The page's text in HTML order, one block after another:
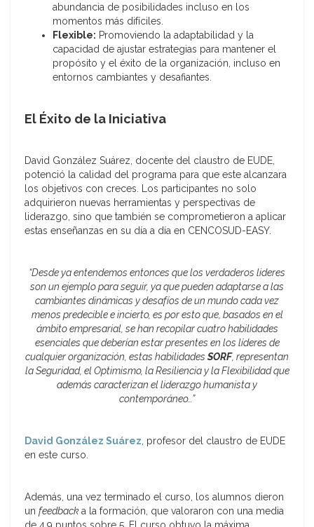
abundancia de posibilidades incluso en los
momentos más difíciles.
Flexible: Promoviendo la adaptabilidad y la
capacidad de ajustar estrategias para mantener el
propósito y el éxito de la organización, incluso en
entornos cambiantes y desafiantes.
El Éxito de la Iniciativa
David González Suárez, docente del claustro de EUDE,
potenció la calidad del programa para que este alcanzara
los objetivos con creces. Los participantes no solo
adquirieron nuevas herramientas y perspectivas de
liderazgo, sino que también se comprometieron a aplicar
estas enseñanzas en su día a día en CENCOSUD-EASY.
“Desde ya entendemos entonces que los verdaderos lideres
son un ejemplo para seguir, ya que pueden adaptarse a las
cambiantes dinámicas y desafíos de un mundo cada vez
menos predecible e incierto, es por esto que, basados en el
ámbito empresarial, se han recopilar cuatro habilidades
esenciales que deberían estar presentes en los líderes de
cualquier organización, estas habilidades SORF, representan
la Seguridad, el Optimismo, la Resiliencia y la Flexibilidad que
además caracterizan el liderazgo humanista y
contemporáneo…”
David González Suárez, profesor del claustro de EUDE
en este curso.
Además, una vez terminado el curso, los alumnos dieron
un feedbacka la formación, que valoraron con una media